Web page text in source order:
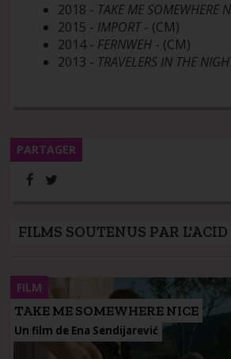
2018 - TAKE ME SOMEWHERE
2015 - IMPORT- (CM)
2014 - FERNWEH - (CM)
2013 - TRAVELERS IN THE
PARTAGER
FILMS SOUTENUS PAR L'ACID
TAKE ME SOMEWHERE NICE
Un film de Ena Sendijarević
FILM